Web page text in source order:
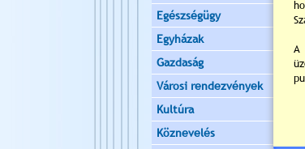
Egészségügy
Egyházak
Gazdaság
Városi rendezvények
Kultúra
Köznevelés